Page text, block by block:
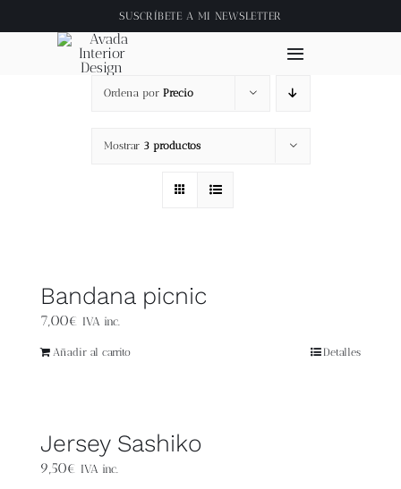
al
contenido
SUSCRÍBETE A MI NEWSLETTER
Toggle
Navigation
Contacto
Ordena por Precio
Mostrar 3 productos
Bandana picnic
7,00€ IVA inc.
Añadir al carrito Detalles
Jersey Sashiko
9,50€ IVA inc.